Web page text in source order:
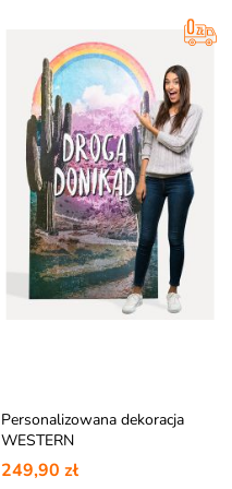
Personalizowana dekoracja
WESTERN
249,90 zł